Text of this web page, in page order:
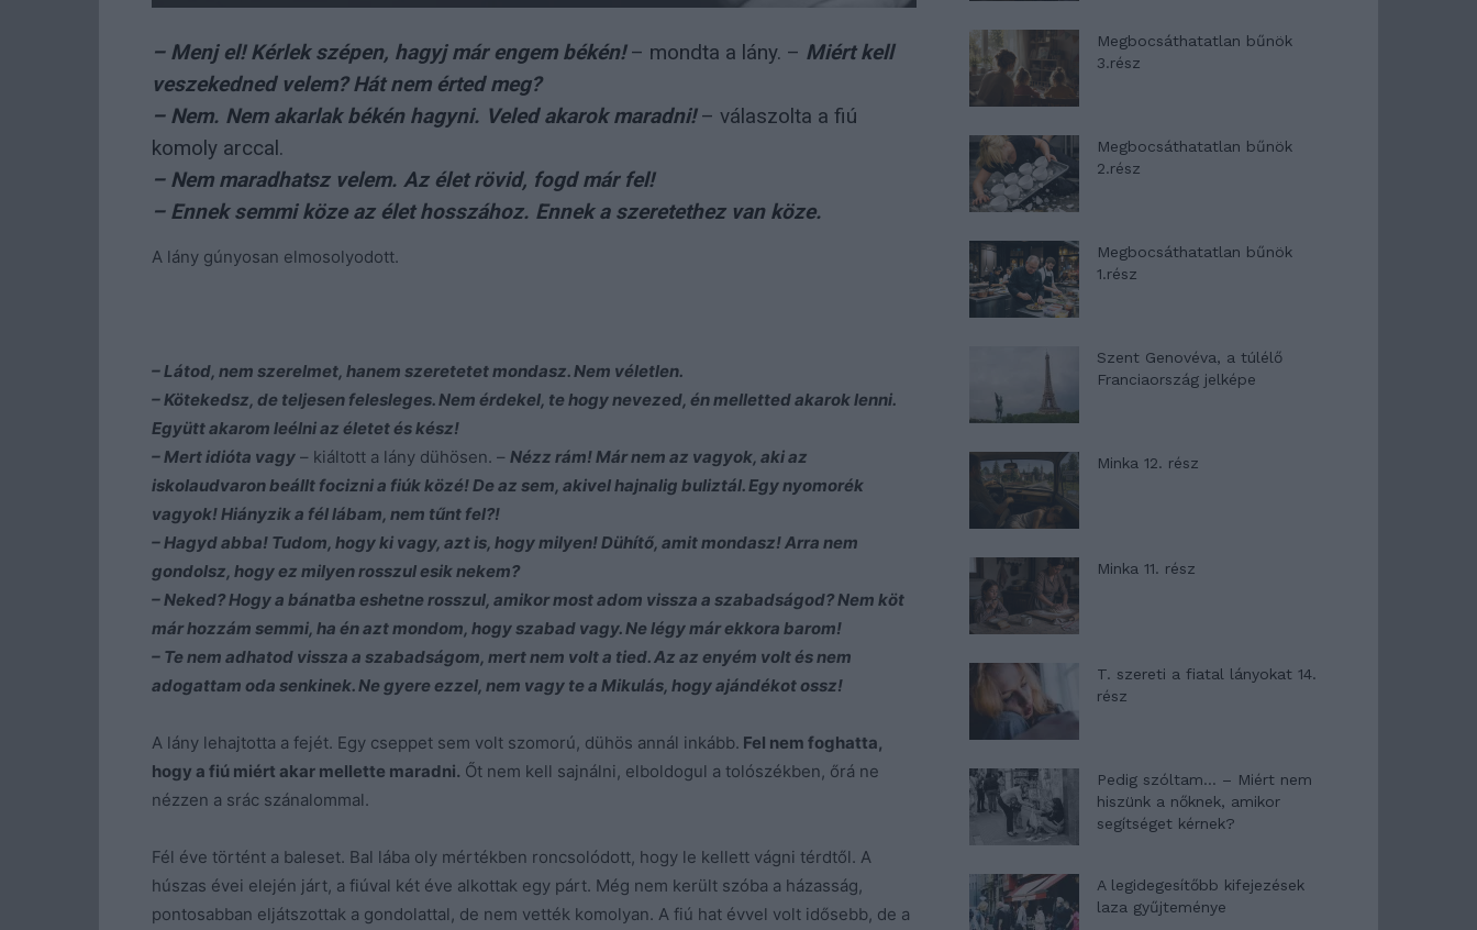
– Menj el! Kérlek szépen, hagyj már engem békén! – mondta a lány. – Miért kell
veszekedned velem? Hát nem érted meg?
– Nem. Nem akarlak békén hagyni. Veled akarok maradni! – válaszolta a fiú
komoly arccal.
– Nem maradhatsz velem. Az élet rövid, fogd már fel!
– Ennek semmi köze az élet hosszához. Ennek a szeretethez van köze.
A lány gúnyosan elmosolyodott.
– Látod, nem szerelmet, hanem szeretetet mondasz. Nem véletlen.
– Kötekedsz, de teljesen felesleges. Nem érdekel, te hogy nevezed, én melletted akarok lenni.
Együtt akarom leélni az életet és kész!
– Mert idióta vagy – kiáltott a lány dühösen. – Nézz rám! Már nem az vagyok, aki az
iskolaudvaron beállt focizni a fiúk közé! De az sem, akivel hajnalig buliztál. Egy nyomorék
vagyok! Hiányzik a fél lábam, nem tűnt fel?!
– Hagyd abba! Tudom, hogy ki vagy, azt is, hogy milyen! Dühítő, amit mondasz! Arra nem
gondolsz, hogy ez milyen rosszul esik nekem?
– Neked? Hogy a bánatba eshetne rosszul, amikor most adom vissza a szabadságod? Nem köt
már hozzám semmi, ha én azt mondom, hogy szabad vagy. Ne légy már ekkora barom!
– Te nem adhatod vissza a szabadságom, mert nem volt a tied. Az az enyém volt és nem
adogattam oda senkinek. Ne gyere ezzel, nem vagy te a Mikulás, hogy ajándékot ossz!
A lány lehajtotta a fejét. Egy cseppet sem volt szomorú, dühös annál inkább. Fel nem foghatta,
hogy a fiú miért akar mellette maradni. Őt nem kell sajnálni, elboldogul a tolószékben, őrá ne
nézzen a srác szánalommal.
Fél éve történt a baleset. Bal lába oly mértékben roncsolódott, hogy le kellett vágni térdtől. A
húszas évei elején járt, a fiúval két éve alkottak egy párt. Még nem került szóba a házasság,
pontosabban eljátszottak a gondolattal, de nem vették komolyan. A fiú hat évvel volt idősebb, de a
Megbocsáthatatlan bűnök
3.rész
Megbocsáthatatlan bűnök
2.rész
Megbocsáthatatlan bűnök
1.rész
Szent Genovéva, a túlélő
Franciaország jelképe
Minka 12. rész
Minka 11. rész
T. szereti a fiatal lányokat 14.
rész
Pedig szóltam… – Miért nem
hiszünk a nőknek, amikor
segítséget kérnek?
A legidegesítőbb kifejezések
laza gyűjteménye